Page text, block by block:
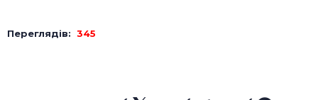
Переглядів: 345